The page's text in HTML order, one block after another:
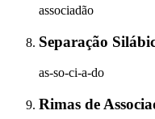
associadão
Separação
as-so-ci-a-do
Rimas de